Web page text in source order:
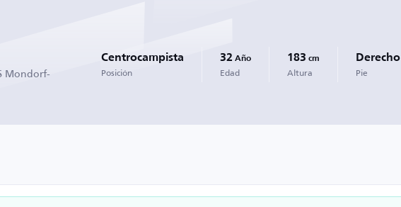
Mondorf-
Centrocampista
Posición
32 Año
Edad
183 cm
Altura
Derecho
Pie